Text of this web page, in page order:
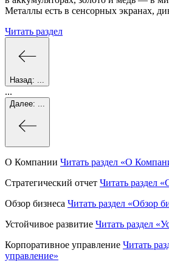
Металлы есть в сенсорных экранах,
Читать раздел
Назад:
...
Далее:
О Компании Читать раздел «О
Стратегический отчет Читать раздел
Обзор бизнеса Читать раздел «Обзор
Устойчивое развитие Читать раздел
Корпоративное управление Читать
управление»